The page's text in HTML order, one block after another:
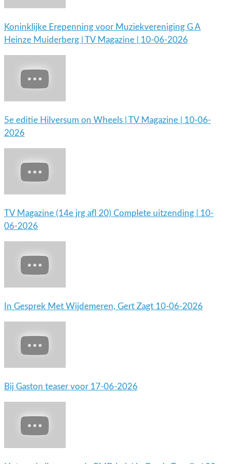
Koninklijke Erepenning voor Muziekvereniging G A
Heinze Muiderberg | TV Magazine | 10-06-2026
5e editie Hilversum on Wheels | TV Magazine | 10-06-
2026
TV Magazine (14e jrg afl 20) Complete uitzending | 10-
06-2026
In Gesprek Met Wijdemeren, Gert Zagt 10-06-2026
Bij Gaston teaser voor 17-06-2026